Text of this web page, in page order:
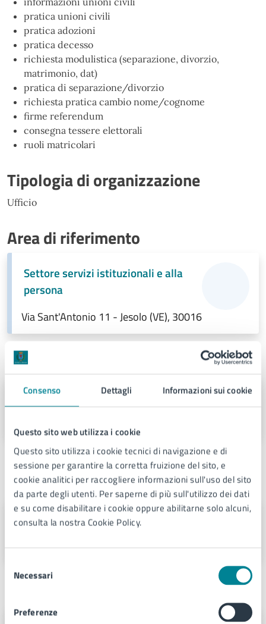
Consenso Dettagli Informazioni sui cookie
Questo sito web utilizza i cookie
Questo sito utilizza i cookie tecnici di navigazione e di
sessione per garantire la corretta fruizione del sito, e
cookie analitici per raccogliere informazioni sull'uso del sito
da parte degli utenti. Per saperne di più sull'utilizzo dei dati
e su come disabilitare i cookie oppure abilitarne solo alcuni,
consulta la nostra Cookie Policy.
delNecessari
Preferenze
pratica unioni civili
pratica adozioni
pratica decesso
richiesta modulistica (separazione, divorzio,
matrimonio, dat)
pratica di separazione/divorzio
richiesta pratica cambio nome/cognome
firme referendum
consegna tessere elettorali
ruoli matricolari
Tipologia di organizzazione
Ufficio
Area di riferimento
Settore servizi istituzionali e alla
persona
Via Sant'Antonio 11 - Jesolo (VE), 30016
Responsabile
Sara Panizzo
Persone
Tutte le persone che fanno parte di questo ufficio:
Sara Panizzo
Assessore di riferimento